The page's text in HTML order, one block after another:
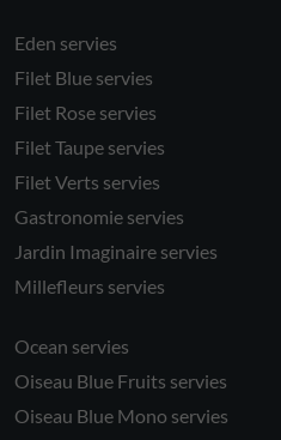
Eden servies
Filet Blue servies
Filet Rose servies
Filet Taupe servies
Filet Verts servies
Gastronomie servies
Jardin Imaginaire servies
Millefleurs servies
Ocean servies
Oiseau Blue Fruits servies
Oiseau Blue Mono servies